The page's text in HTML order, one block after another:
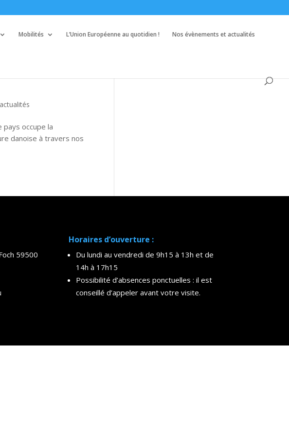
Mobilités L’Union Européenne au quotidien ! Nos évènements et actualités
pays occupe la
danoise à travers nos
59500
Horaires d’ouverture :
Du lundi au vendredi de 9h15 à 13h et de
14h à 17h15
Possibilité d’absences ponctuelles : il est
conseillé d’appeler avant votre visite.